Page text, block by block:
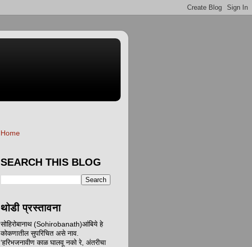
Home
SEARCH THIS BLOG
थोडी प्रस्तावना
सोहिरोबानाथ (Sohirobanath)आंबिये हे
कोकणातील सुपरिचित असे नाव.
‘हरिभजनावीण काळ घालवू नको रे, अंतरीचा